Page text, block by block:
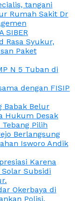
tangani
Rumah Sakit Dr
SIBER
Rasa Syukur,
Paket
N 5 Tuban di
dengan FISIP
Babak Belur
Hukum Desak
Pilih
Berlangsung
Isworo Andik
Karena
Subsidi
Okerbaya di
Polisi.